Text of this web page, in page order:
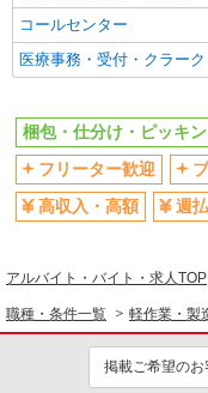
コールセンター
医療事務・受付・クラーク
梱包・仕分け・ピッキ
フリーター歓迎
高収入・高額
週
アルバイト・バイト・求人TOP
職種・条件一覧 軽作業・製
掲載ご希望のお